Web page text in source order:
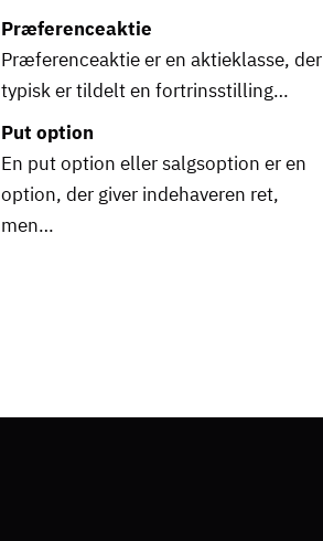
Præferenceaktie
Præferenceaktie er en aktieklasse, der
typisk er tildelt en fortrinsstilling…
Put option
En put option eller salgsoption er en
option, der giver indehaveren ret,
men…